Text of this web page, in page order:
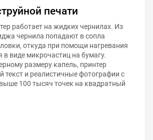
печати
работает на жидких чернилах. Из
чернила попадают в сопла
откуда при помощи нагревания
виде микрочастиц на бумагу.
размеру капель, принтер
текст и реалистичные фотографии с
100 тысяч точек на квадратный